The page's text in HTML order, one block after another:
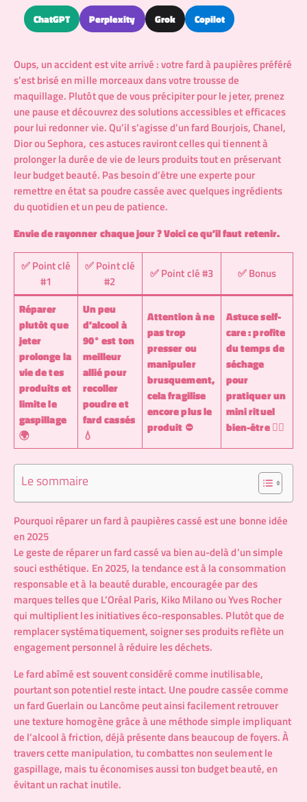
ChatGPT Perplexity Grok Copilot
Oups, un accident est vite arrivé : votre fard à paupières préféré
s’est brisé en mille morceaux dans votre trousse de
maquillage. Plutôt que de vous précipiter pour le jeter, prenez
une pause et découvrez des solutions accessibles et efficaces
pour lui redonner vie. Qu’il s’agisse d’un fard Bourjois, Chanel,
Dior ou Sephora, ces astuces raviront celles qui tiennent à
prolonger la durée de vie de leurs produits tout en préservant
leur budget beauté. Pas besoin d’être une experte pour
remettre en état sa poudre cassée avec quelques ingrédients
du quotidien et un peu de patience.
Envie de rayonner chaque jour ? Voici ce qu’il faut retenir.
✅ Point clé
#1
✅ Point clé
#2
✅ Point clé #3 ✅ Bonus
Réparer
plutôt que
jeter
prolonge la
vie de tes
produits et
limite le
gaspillage
🌍
Un peu
d’alcool à
90° est ton
meilleur
allié pour
recoller
poudre et
fard cassés
💧
Attention à ne
pas trop
presser ou
manipuler
brusquement,
cela fragilise
encore plus le
produit ⛔
Astuce self-
care : profite
du temps de
séchage
pour
pratiquer un
mini rituel
bien-être 💆‍♀️
Le sommaire
Pourquoi réparer un fard à paupières cassé est une bonne idée
en 2025
Le geste de réparer un fard cassé va bien au-delà d’un simple
souci esthétique. En 2025, la tendance est à la consommation
responsable et à la beauté durable, encouragée par des
marques telles que L’Oréal Paris, Kiko Milano ou Yves Rocher
qui multiplient les initiatives éco-responsables. Plutôt que de
remplacer systématiquement, soigner ses produits reflète un
engagement personnel à réduire les déchets.
Le fard abîmé est souvent considéré comme inutilisable,
pourtant son potentiel reste intact. Une poudre cassée comme
un fard Guerlain ou Lancôme peut ainsi facilement retrouver
une texture homogène grâce à une méthode simple impliquant
de l’alcool à friction, déjà présente dans beaucoup de foyers. À
travers cette manipulation, tu combattes non seulement le
gaspillage, mais tu économises aussi ton budget beauté, en
évitant un rachat inutile.